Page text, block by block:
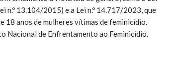
n.º 13.104/2015) e a Lei n.º 14.717/2023, que
18 anos de mulheres vítimas de feminicídio.
Nacional de Enfrentamento ao Feminicídio.